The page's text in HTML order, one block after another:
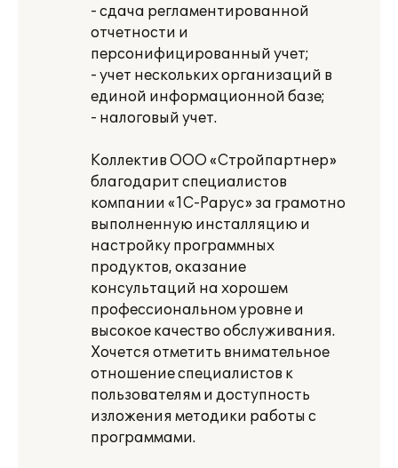
- сдача регламентированной
отчетности и
персонифицированный учет;
- учет нескольких организаций в
единой информационной базе;
- налоговый учет.
Коллектив ООО «Стройпартнер»
благодарит специалистов
компании «1С-Рарус» за грамотно
выполненную инсталляцию и
настройку программных
продуктов, оказание
консультаций на хорошем
профессиональном уровне и
высокое качество обслуживания.
Хочется отметить внимательное
отношение специалистов к
пользователям и доступность
изложения методики работы с
программами.